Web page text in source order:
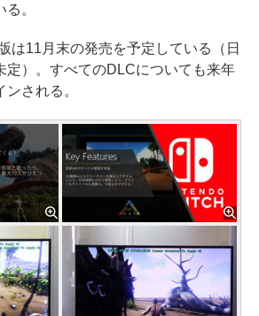
。
は11月末の発売を予定している（日
定）。すべてのDLCについても来年
される。